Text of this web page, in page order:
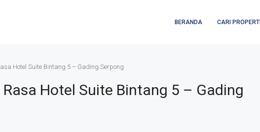
BERANDA CARI PROPERTI
Hotel Suite Bintang 5 – Gading Serpong
Hotel Suite Bintang 5 – Gading